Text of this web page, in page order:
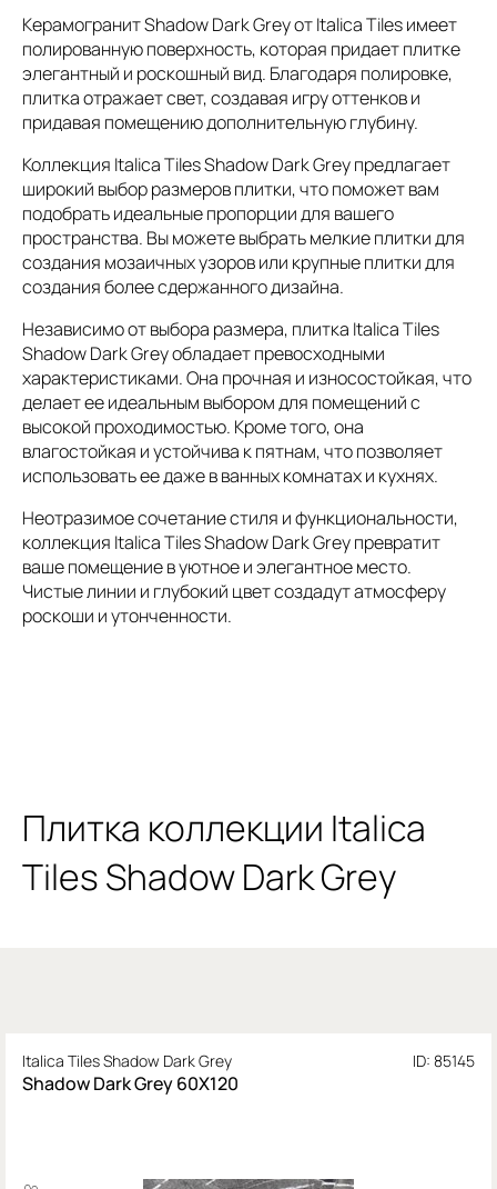
Керамогранит Shadow Dark Grey от Italica Tiles имеет
полированную поверхность, которая придает плитке
элегантный и роскошный вид. Благодаря полировке,
плитка отражает свет, создавая игру оттенков и
придавая помещению дополнительную глубину.
Коллекция Italica Tiles Shadow Dark Grey предлагает
широкий выбор размеров плитки, что поможет вам
подобрать идеальные пропорции для вашего
пространства. Вы можете выбрать мелкие плитки для
создания мозаичных узоров или крупные плитки для
создания более сдержанного дизайна.
Независимо от выбора размера, плитка Italica Tiles
Shadow Dark Grey обладает превосходными
характеристиками. Она прочная и износостойкая, что
делает ее идеальным выбором для помещений с
высокой проходимостью. Кроме того, она
влагостойкая и устойчива к пятнам, что позволяет
использовать ее даже в ванных комнатах и кухнях.
Неотразимое сочетание стиля и функциональности,
коллекция Italica Tiles Shadow Dark Grey превратит
ваше помещение в уютное и элегантное место.
Чистые линии и глубокий цвет создадут атмосферу
роскоши и утонченности.
Плитка коллекции Italica
Tiles Shadow Dark Grey
Italica Tiles Shadow Dark Grey ID: 85145
Shadow Dark Grey 60X120